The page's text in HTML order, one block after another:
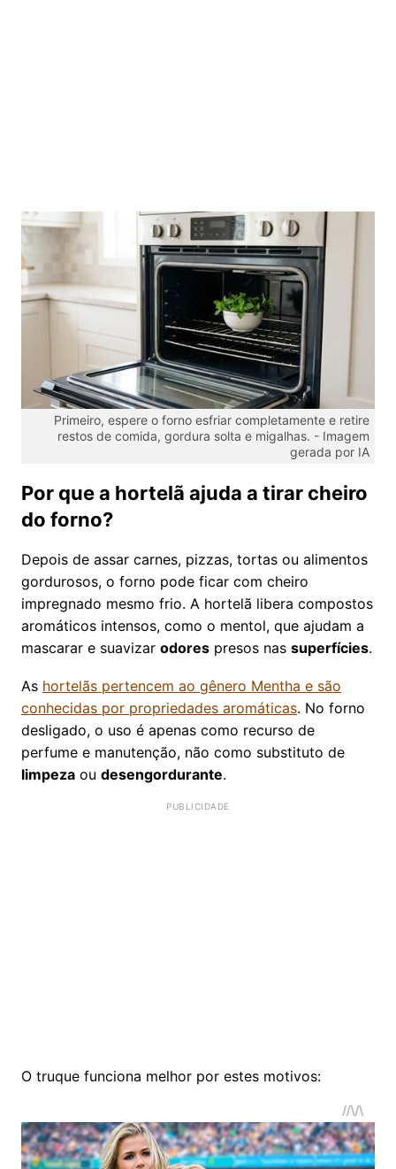
Primeiro, espere o forno esfriar completamente e retire
restos de comida, gordura solta e migalhas. - Imagem
gerada por IA
Por que a hortelã ajuda a tirar cheiro
do forno?
Depois de assar carnes, pizzas, tortas ou alimentos
gordurosos, o forno pode ficar com cheiro
impregnado mesmo frio. A hortelã libera compostos
aromáticos intensos, como o mentol, que ajudam a
mascarar e suavizar odores presos nas superfícies.
As hortelãs pertencem ao gênero Mentha e são
conhecidas por propriedades aromáticas. No forno
desligado, o uso é apenas como recurso de
perfume e manutenção, não como substituto de
limpeza ou desengordurante.
O truque funciona melhor por estes motivos: